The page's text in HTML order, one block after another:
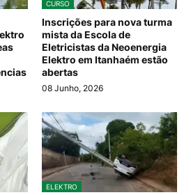
CURSO
Inscrições para nova turma
mista da Escola de
Eletricistas da Neoenergia
Elektro em Itanhaém estão
abertas
08 Junho, 2026
ELEKTRO